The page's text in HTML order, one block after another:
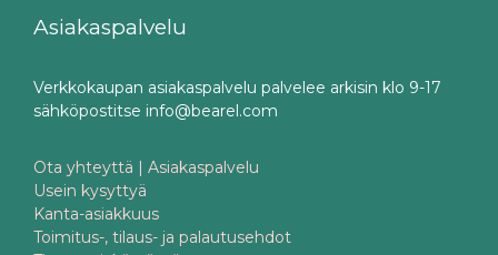
Asiakaspalvelu
Verkkokaupan asiakaspalvelu palvelee arkisin klo 9-17
sähköpostitse info@bearel.com
Ota yhteyttä | Asiakaspalvelu
Usein kysyttyä
Kanta-asiakkuus
Toimitus-, tilaus- ja palautusehdot